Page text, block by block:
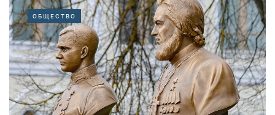
ОБЩЕСТВО